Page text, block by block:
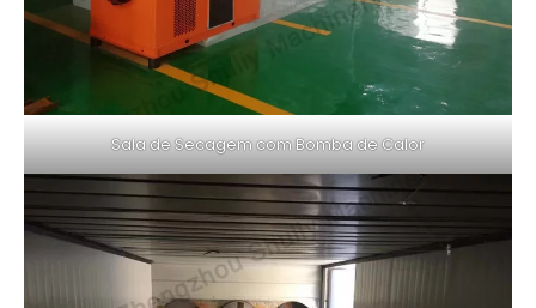
Sala de Secagem com Bomba de Calor